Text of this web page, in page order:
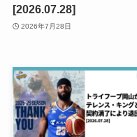
[2026.07.28]
2026年7月28日